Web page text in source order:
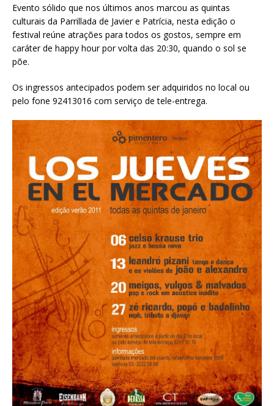
Evento sólido que nos últimos anos marcou as quintas
culturais da Parrillada de Javier e Patrícia, nesta edição o
festival reúne atrações para todos os gostos, sempre em
caráter de happy hour por volta das 20:30, quando o sol se
põe.
Os ingressos antecipados podem ser adquiridos no local ou
pelo fone 92413016 com serviço de tele-entrega.